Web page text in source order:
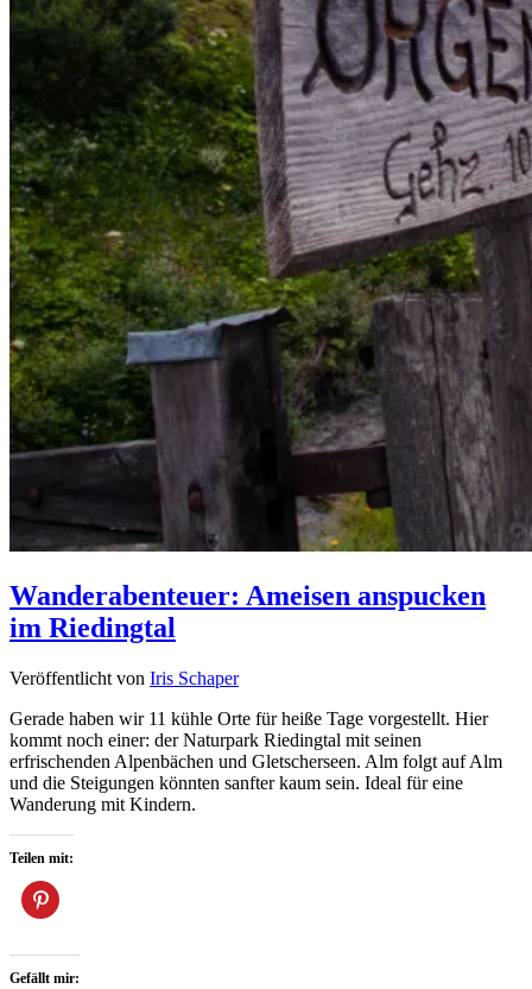
Wanderabenteuer: Ameisen anspucken
im Riedingtal
Veröffentlicht von Iris Schaper
Gerade haben wir 11 kühle Orte für heiße Tage vorgestellt. Hier
kommt noch einer: der Naturpark Riedingtal mit seinen
erfrischenden Alpenbächen und Gletscherseen. Alm folgt auf Alm
und die Steigungen könnten sanfter kaum sein. Ideal für eine
Wanderung mit Kindern.
Teilen mit:
Gefällt mir: